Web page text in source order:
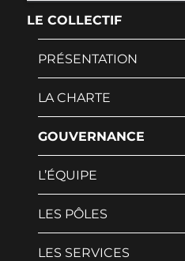
LE COLLECTIF
PRÉSENTATION
LA CHARTE
GOUVERNANCE
L’ÉQUIPE
LES PÔLES
LES SERVICES